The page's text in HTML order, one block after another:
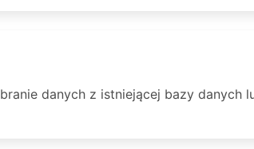
danych z istniejącej bazy danych